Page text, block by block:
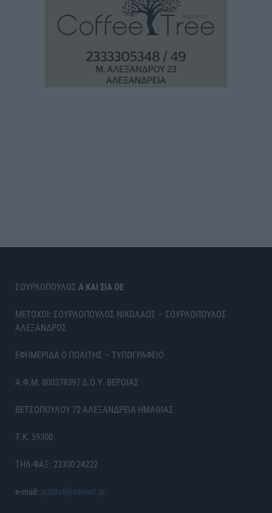
ΣΟΥΡΛΟΠΟΥΛΟΣ Α ΚΑΙ ΣΙΑ ΟΕ
ΜΕΤΟΧΟΙ: ΣΟΥΡΛΟΠΟΥΛΟΣ ΝΙΚΟΛΑΟΣ – ΣΟΥΡΛΟΠΟΥΛΟΣ
ΑΛΕΞΑΝΔΡΟΣ
ΕΦΗΜΕΡΙΔΑ Ο ΠΟΛΙΤΗΣ – ΤΥΠΟΓΡΑΦΕΙΟ
Α.Φ.Μ. 800378397 Δ.Ο.Υ. ΒΕΡΟΙΑΣ
ΒΕΤΣΟΠΟΥΛΟΥ 72 ΑΛΕΞΑΝΔΡΕΙΑ ΗΜΑΘΙΑΣ
Τ.Κ. 59300
ΤΗΛ-ΦΑΞ: 23330 24222
e-mail: politis6@otenet.gr